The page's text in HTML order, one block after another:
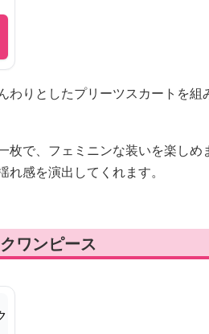
りとしたプリーツスカートを組
で、フェミニンな装いを楽しめ
感を演出してくれます。
ワンピース